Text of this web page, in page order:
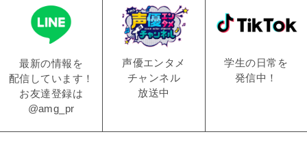
最新の情報を
配信しています！
お友達登録は
@amg_pr
声優エンタメ
チャンネル
放送中
学生の日常を
発信中！